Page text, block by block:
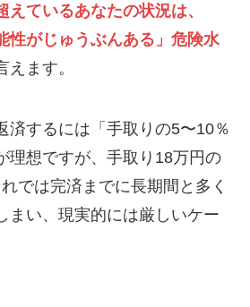
えているあなたの状況は、
性がじゅうぶんある」危険水
えます。
済するには「手取りの5〜10％
理想ですが、手取り18万円の
では完済までに長期間と多く
まい、現実的には厳しいケー